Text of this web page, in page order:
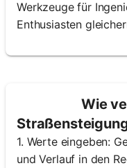
Werkzeuge für
Enthusiasten
Wie
1. Werte eingeben:
und Verlauf in den